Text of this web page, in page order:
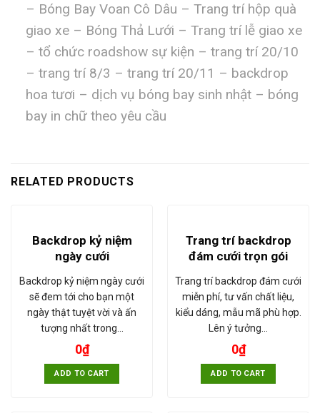
– Bóng Bay Voan Cô Dâu – Trang trí hộp quà
giao xe – Bóng Thả Lưới – Trang trí lễ giao xe
– tổ chức roadshow sự kiện – trang trí 20/10
– trang trí 8/3 – trang trí 20/11 – backdrop
hoa tươi – dịch vụ bóng bay sinh nhật – bóng
bay in chữ theo yêu cầu
RELATED PRODUCTS
Backdrop kỷ niệm
ngày cưới
Backdrop kỷ niệm ngày cưới
sẽ đem tới cho bạn một
ngày thật tuyệt vời và ấn
tượng nhất trong…
0₫
ADD TO CART
Trang trí backdrop
đám cưới trọn gói
Trang trí backdrop đám cưới
miễn phí, tư vấn chất liệu,
kiểu dáng, mẫu mã phù hợp.
Lên ý tưởng…
0₫
ADD TO CART